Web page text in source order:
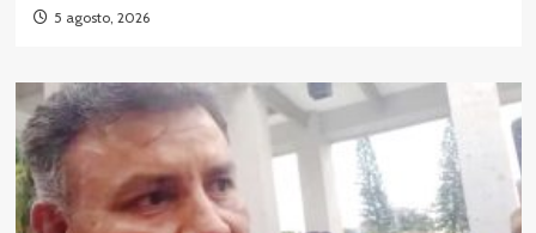
5 agosto, 2026